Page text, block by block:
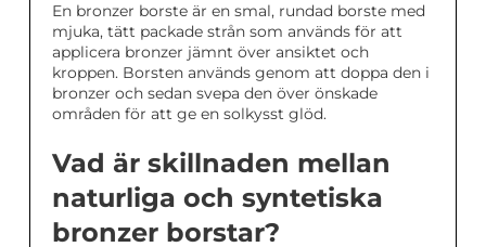
En bronzer borste är en smal, rundad borste med
mjuka, tätt packade strån som används för att
applicera bronzer jämnt över ansiktet och
kroppen. Borsten används genom att doppa den i
bronzer och sedan svepa den över önskade
områden för att ge en solkysst glöd.
Vad är skillnaden mellan
naturliga och syntetiska
bronzer borstar?